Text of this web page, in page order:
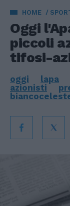
HOME
Oggi
piccoli
tifosi-
oggi lapa
azionisti